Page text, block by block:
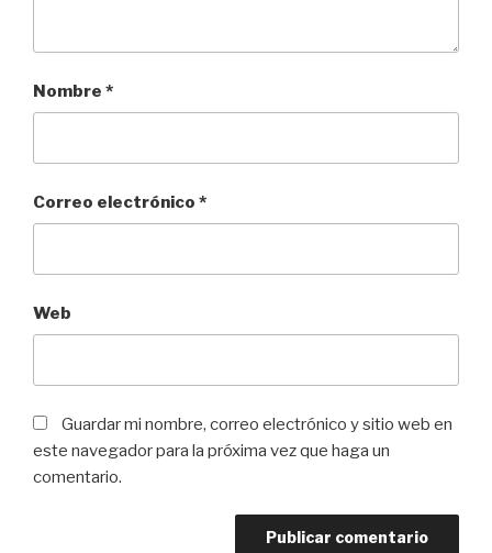
Nombre *
Correo electrónico *
Web
Guardar mi nombre, correo electrónico y sitio web en
este navegador para la próxima vez que haga un
comentario.